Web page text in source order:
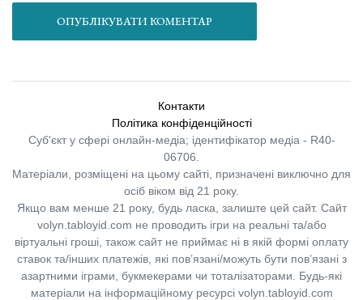
ОПУБЛІКУВАТИ КОМЕНТАР
Контакти
Політика конфіденційності
Суб'єкт у сфері онлайн-медіа; ідентифікатор медіа - R40-
06706.
Матеріали, розміщені на цьому сайті, призначені виключно для
осіб віком від 21 року.
Якщо вам менше 21 року, будь ласка, залиште цей сайт. Сайт
volyn.tabloyid.com не проводить ігри на реальні та/або
віртуальні гроші, також сайт не приймає ні в якій формі оплату
ставок та/інших платежів, які пов’язані/можуть бути пов’язані з
азартними іграми, букмекерами чи тоталізаторами. Будь-які
матеріали на інформаційному ресурсі volyn.tabloyid.com